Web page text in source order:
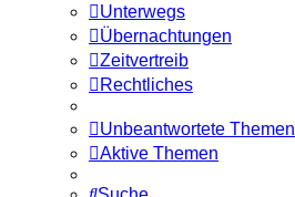
Unterwegs
Übernachtungen
Zeitvertreib
Rechtliches
Unbeantwortete Themen
Aktive Themen